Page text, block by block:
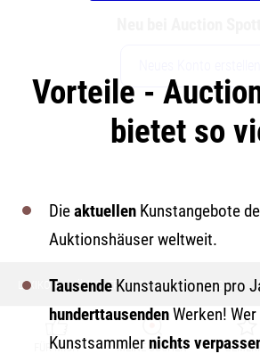
Vorteile -
bietet so
Dieaktuellen Kunstangebote
Auktionshäuser weltweit.
Tausende Kunstauktionen pro
hunderttausendenWerken! Wer
Kunstsammlernichts
LEXIKON KÜNSTLER KONTAKT & IMPRESSUM
FÜR MICH MEINE SUCHEN